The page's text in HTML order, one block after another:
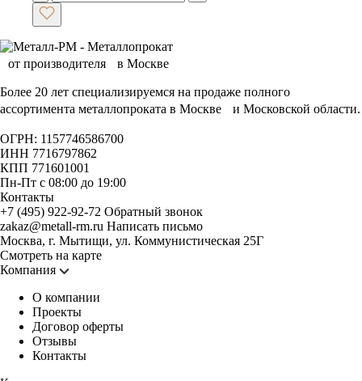
Более 20 лет специализируемся на продаже полного
ассортимента металлопроката в Москве и Московской области.
ОГРН: 1157746586700
ИНН 7716797862
КПП 771601001
Пн-Пт с 08:00 до 19:00
Контакты
+7 (495) 922-92-72 Обратный звонок
zakaz@metall-rm.ru Написать письмо
Москва, г. Мытищи, ул. Коммунистическая 25Г
Смотреть на карте
Компания
О компании
Проекты
Договор оферты
Отзывы
Контакты